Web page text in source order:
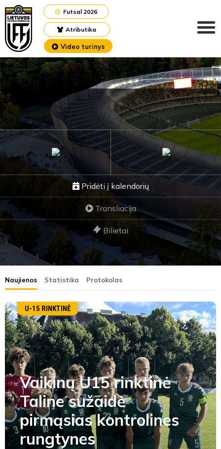
Atributika
Futsal 2026
Video turinys
Pridėti į kalendorių
Transliacija
Bilietai
Naujienos Statistika Protokolas
U-15 RINKTINĖ
Vaikinų U15 rinktinė
Taline sužaidė
pirmąsias kontrolines
rungtynes